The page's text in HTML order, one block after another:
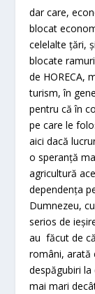
dar care,
blocat
celelalte țări,
blocate
de HORECA,
turism, în
pentru că în
pe care le
aici dacă
o speranță
agricultură
dependența
Dumnezeu,
serios de
au făcut de
români, arată
despăgubiri
mai mari